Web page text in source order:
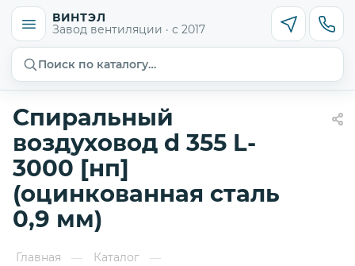
ВИНТЭЛ
Завод вентиляции · с 2017
Поиск по каталогу…
Спиральный
воздуховод d 355 L-
3000 [нп]
(оцинкованная сталь
0,9 мм)
Главная — Каталог —